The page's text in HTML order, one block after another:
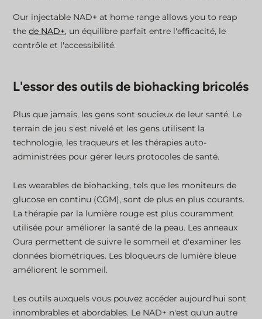
Our injectable NAD+ at home range allows you to reap
thede NAD+, un équilibre parfait entre l'efficacité, le
contrôle et l'accessibilité.
L'essor des outils de biohacking bricolés
Plus que jamais, les gens sont soucieux de leur santé. Le
terrain de jeu s'est nivelé et les gens utilisent la
technologie, les traqueurs et les thérapies auto-
administrées pour gérer leurs protocoles de santé.
Les wearables de biohacking, tels que les moniteurs de
glucose en continu (CGM), sont de plus en plus courants.
La thérapie par la lumière rouge est plus couramment
utilisée pour améliorer la santé de la peau. Les anneaux
Oura permettent de suivre le sommeil et d'examiner les
données biométriques. Les bloqueurs de lumière bleue
améliorent le sommeil.
Les outils auxquels vous pouvez accéder aujourd'hui sont
innombrables et abordables. Le NAD+ n'est qu'un autre